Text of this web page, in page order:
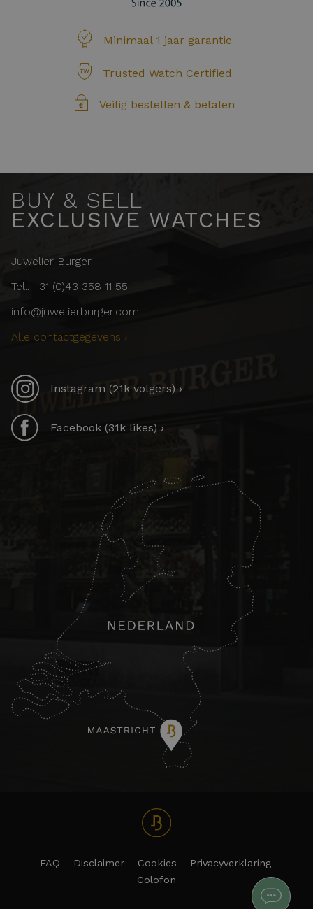
Minimaal 1 jaar garantie
Trusted Watch Certified
Veilig bestellen & betalen
BUY & SELL
EXCLUSIVE WATCHES
Juwelier Burger
Tel.: +31 (0)43 358 11 55
info@juwelierburger.com
Alle contactgegevens ›
Instagram (21k volgers) ›
Facebook (31k likes) ›
FAQ Disclaimer Cookies
Privacyverklaring
Colofon